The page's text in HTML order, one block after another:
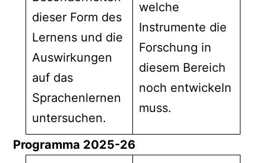
dieser Form des
Lernens und die
Auswirkungen
auf das
Sprachenlernen
untersuchen.
welche
Instrumente die
Forschung in
diesem Bereich
noch entwickeln
muss.
Programma 2025-26